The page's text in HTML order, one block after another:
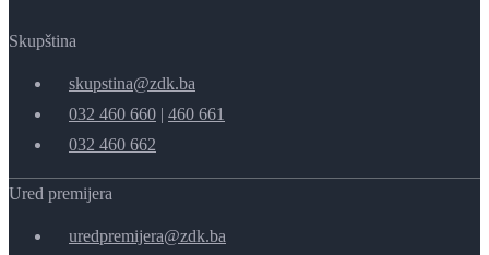
Skupština
skupstina@zdk.ba
032 460 660 | 460 661
032 460 662
Ured premijera
uredpremijera@zdk.ba